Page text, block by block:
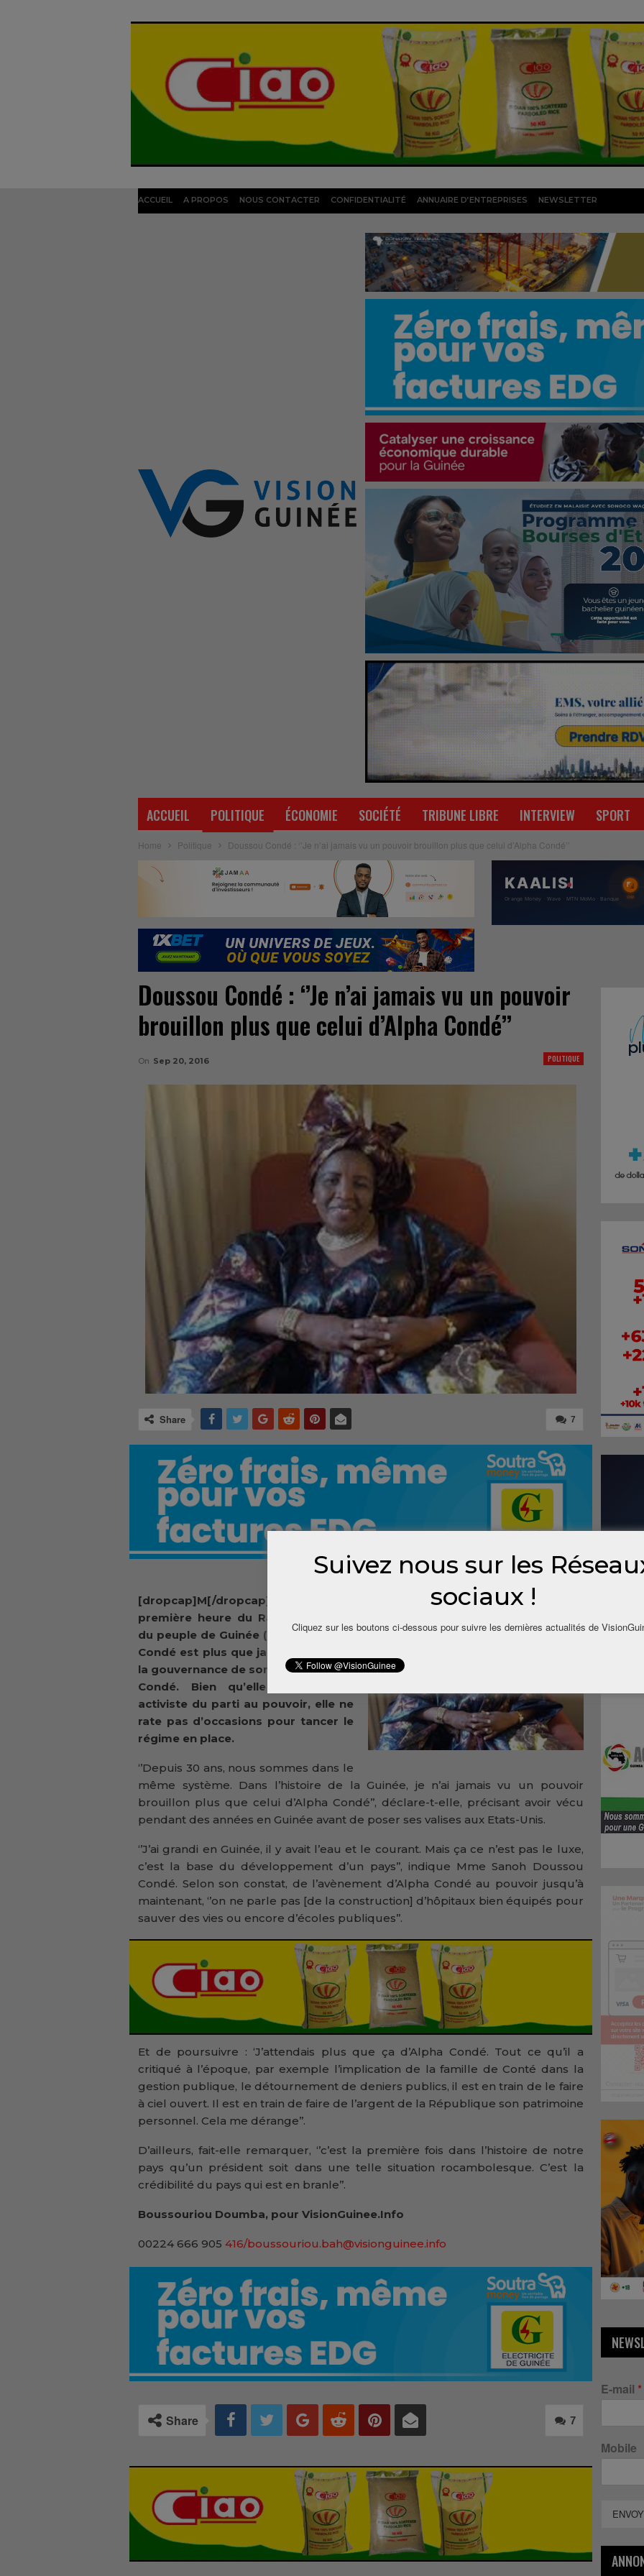
ACCUEIL A PROPOS NOUS CONTACTER CONFIDENTIALITÉ ANNUAIRE D’ENTREPRISES NEWSLETTER
ACCUEIL POLITIQUE ÉCONOMIE SOCIÉTÉ TRIBUNE LIBRE INTERVIEW SPORT
Home Politique Doussou Condé : ‘’Je n’ai jamais vu un pouvoir brouillon plus que celui d’Alpha Condé’’
Doussou Condé : ‘’Je n’ai jamais vu un pouvoir
brouillon plus que celui d’Alpha Condé’’
POLITIQUE
On Sep 20, 2016
7
Share
[dropcap]M[/dropcap]ilitante de
première heure du Rassemblement
du peuple de Guinée (RPG), Doussou
Condé est plus que jamais déçue de
la gouvernance de son mentor Alpha
Condé. Bien qu’elle soit encore
activiste du parti au pouvoir, elle ne
rate pas d’occasions pour tancer le
régime en place.
‘’Depuis 30 ans, nous sommes dans le
même système. Dans l’histoire de la Guinée, je n’ai jamais vu un pouvoir
brouillon plus que celui d’Alpha Condé’’, déclare-t-elle, précisant avoir vécu
pendant des années en Guinée avant de poser ses valises aux Etats-Unis.
‘’J’ai grandi en Guinée, il y avait l’eau et le courant. Mais ça ce n’est pas le luxe,
c’est la base du développement d’un pays’’, indique Mme Sanoh Doussou
Condé. Selon son constat, de l’avènement d’Alpha Condé au pouvoir jusqu’à
maintenant, ‘’on ne parle pas [de la construction] d’hôpitaux bien équipés pour
sauver des vies ou encore d’écoles publiques’’.
Et de poursuivre : ‘J’attendais plus que ça d’Alpha Condé. Tout ce qu’il a
critiqué à l’époque, par exemple l’implication de la famille de Conté dans la
gestion publique, le détournement de deniers publics, il est en train de le faire
à ciel ouvert. Il est en train de faire de l’argent de la République son patrimoine
personnel. Cela me dérange’’.
D’ailleurs, fait-elle remarquer, ‘’c’est la première fois dans l’histoire de notre
pays qu’un président soit dans une telle situation rocambolesque. C’est la
crédibilité du pays qui est en branle’’.
Boussouriou Doumba, pour VisionGuinee.Info
00224 666 905 416/boussouriou.bah@visionguinee.info
7
Share
E-mail *
Mobile
Suivez nous sur les
sociaux !
Cliquez sur les boutons ci-dessous pour suivre les dernières actualités de